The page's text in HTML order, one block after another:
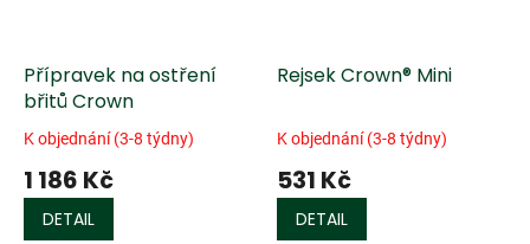
Přípravek na ostření
břitů Crown
K objednání (3-8 týdny)
1 186 Kč
DETAIL
Rejsek Crown® Mini
K objednání (3-8 týdny)
531 Kč
DETAIL